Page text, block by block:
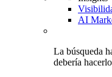
AI
La búsqueda
debería hacerlo